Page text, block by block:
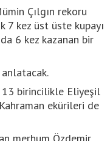
Çılgın rekoru
7 kez üst üste kupayı
6 kez kazanan bir
anlatacak.
13 birincilikle Eliyeşil
ekürileri de
merhum Özdemir